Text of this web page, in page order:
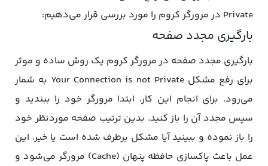
Private در مرورگر کروم را مورد بررسی قرار می‌دهیم:
بارگیری مجدد صفحه
بارگیری مجدد صفحه در مرورگر کروم یک روش ساده و موثر
برای رفع مشکل Your Connection is not Private به شمار
می‌رود. برای انجام این کار، ابتدا مرورگر خود را ببندید و
سپس مجدد آن را باز کنید. بدین ترتیب صفحه موردنظر خود
را باز نموده و ببینید آیا مشکل برطرف شده است یا خیر. این
عمل باعث پاکسازی حافظه پنهان (Cache) مرورگر می‌شود و